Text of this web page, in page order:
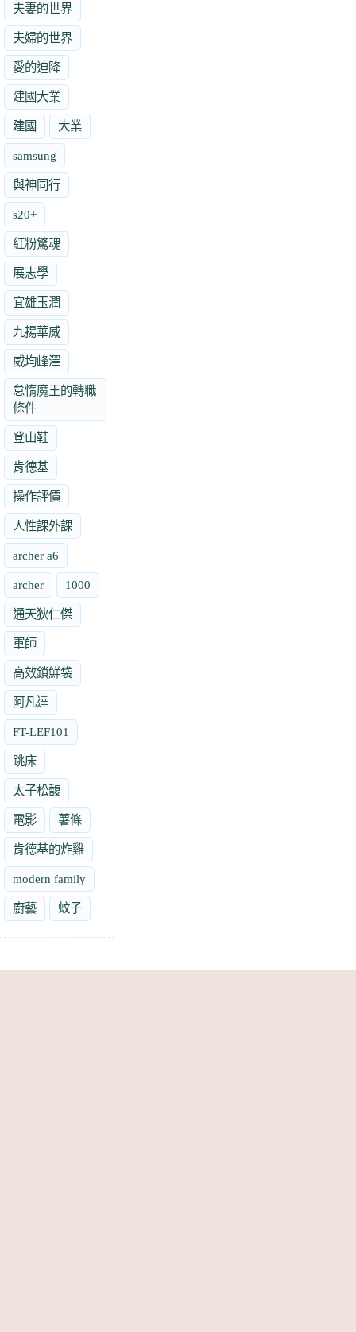
夫妻的世界
夫婦的世界
愛的迫降
建國大業
建國 大業
samsung
與神同行
s20+
紅粉驚魂
展志學
宜雄玉潤
九揚華威
威均峰澤
怠惰魔王的轉職
條件
登山鞋
肯德基
操作評價
人性課外課
archer a6
archer 1000
通天狄仁傑
軍師
高效鎖鮮袋
阿凡達
FT-LEF101
跳床
太子松馥
電影 薯條
肯德基的炸雞
modern family
廚藝 蚊子